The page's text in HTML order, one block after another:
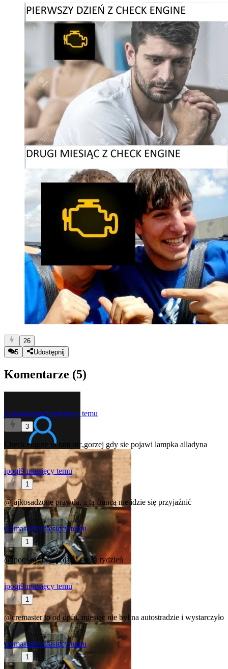
26
5
Udostępnij
Komentarze (5)
jajkosadzone9 miesięcy temu
3
Check engine to tam nic,gorzej gdy sie pojawi lampka alladyna
ipoqi9 miesięcy temu
1
@jajkosadzoneprawda, z tą francą nie idzie się przyjaźnić
cremaster9 miesięcy temu
1
@ipoqinie bój, pojawi się za tydzień
ipoqi9 miesięcy temu
1
@cremasterto od dpfu, miesiąc nie był na autostradzie i wystarczyło
cremaster9 miesięcy temu
1